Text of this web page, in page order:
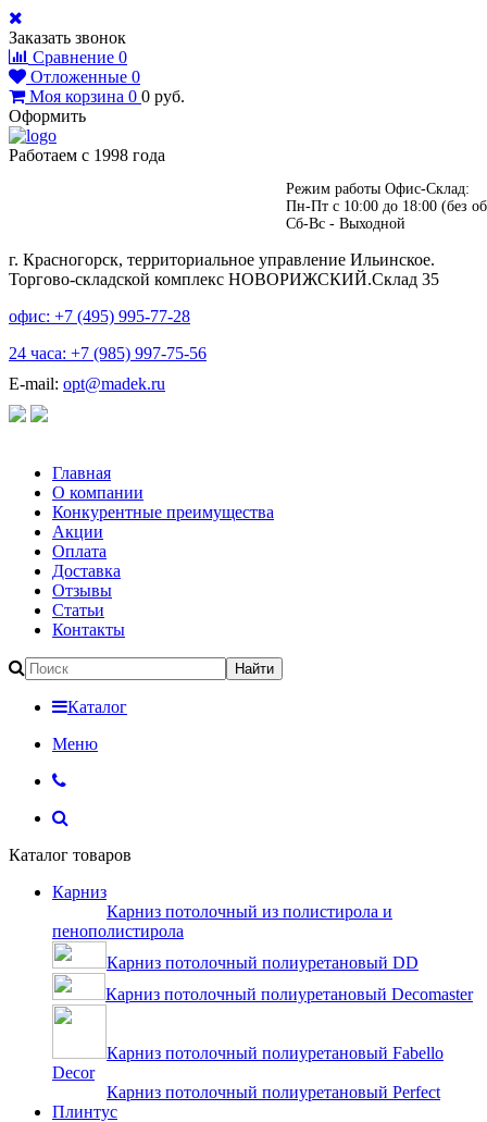
Заказать звонок
Сравнение 0
Отложенные 0
Моя корзина 0 0 руб.
Оформить
Работаем с 1998 года
Режим работы Офис-Склад:
Пн-Пт с 10:00 до 18:00 (без
Сб-Вс - Выходной
г. Красногорск, территориальное управление Ильинское.
Торгово-складской комплекс НОВОРИЖСКИЙ.Склад 35
офис: +7 (495) 995-77-28
24 часа: +7 (985) 997-75-56
E-mail: opt@madek.ru
Главная
О компании
Конкурентные преимущества
Акции
Оплата
Доставка
Отзывы
Статьи
Контакты
Каталог
Меню
Каталог товаров
Карниз
Карниз потолочный из полистирола и
пенополистирола
Карниз потолочный полиуретановый DD
Карниз потолочный полиуретановый Decomaster
Карниз потолочный полиуретановый Fabello
Decor
Карниз потолочный полиуретановый Perfect
Плинтус